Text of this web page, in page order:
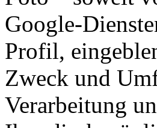
Google-
Profil,
Zweck und
Verarbeitung